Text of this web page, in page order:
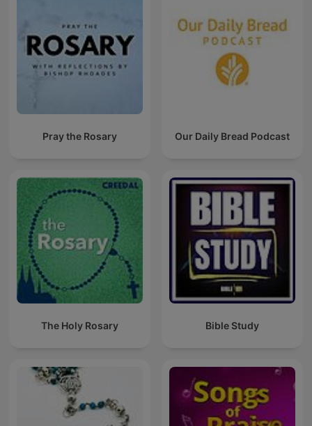
Pray the Rosary Our Daily Bread Podcast
The Holy Rosary Bible Study